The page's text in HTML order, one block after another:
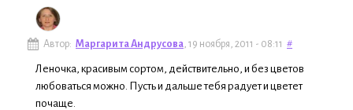
Автор: Маргарита Андрусова , 19 ноября, 2011 - 08:11 #
Леночка, красивым сортом, действительно, и без цветов
любоваться можно. Пусть и дальше тебя радует и цветет
почаще.